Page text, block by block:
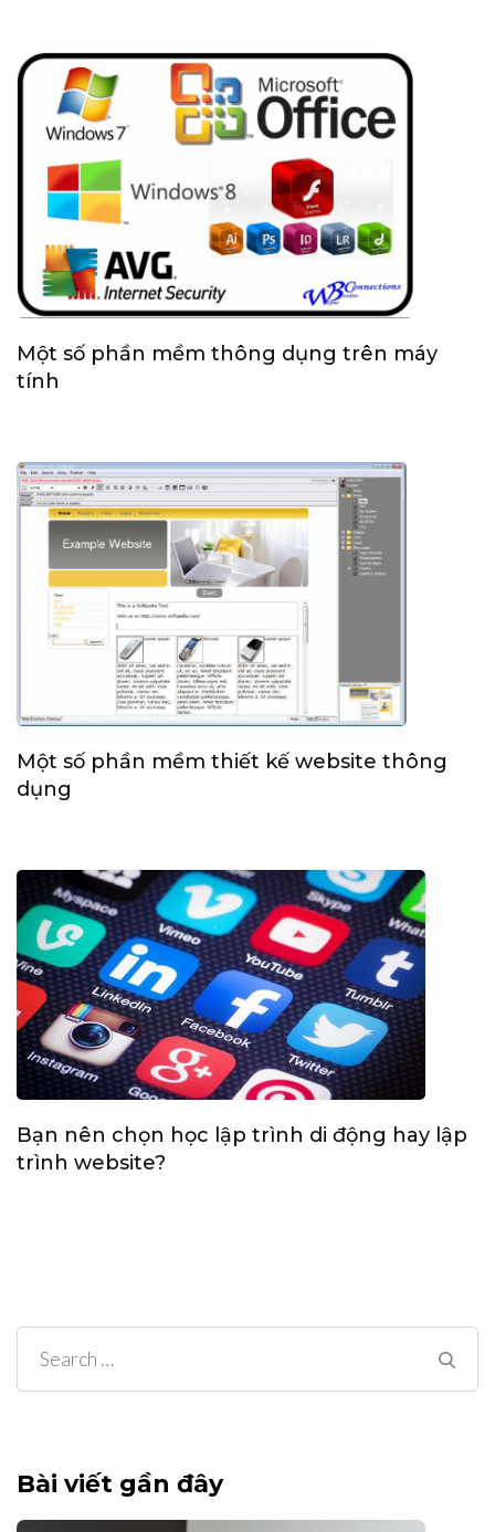
Một số phần mềm thông dụng trên máy
tính
Một số phần mềm thiết kế website thông
dụng
Bạn nên chọn học lập trình di động hay lập
trình website?
Search
for:
Bài viết gần đây